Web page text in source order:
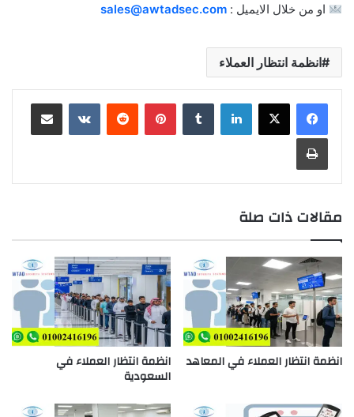
او من خلال الايميل :sales@awtadsec.com
انظمة انتظار العملاء
لينكدإن بينتيريست
مقالات ذات صلة
انظمة انتظار العملاء في المعاهد انظمة انتظار العملاء في
السعودية